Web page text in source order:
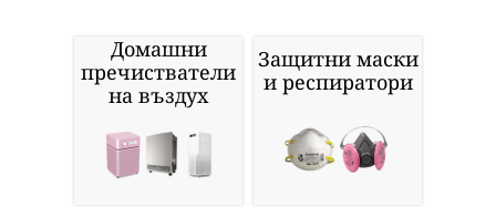
Домашни
пречистватели
на въздух
Защитни маски
и респиратори